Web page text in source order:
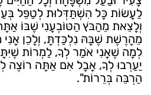
לַעֲשׂוֹת כָּל הִשְׁתַּדְּלוּת לְטַפֵּל
וְלָצֵאת מֵהַבֹּץ הַטּוֹבְעָנִי שֶׁבּוֹ
מֵהָרֶשֶׁת שֶׁבָּהּ נִלְכַּדְתָּ, וְלָכֵן
לְמָה שֶׁאֲנִי אֹמַר לְךָ, לַמְרוֹת
יַעַרְבוּ לְךָ, אֲבָל אִם אַתָּה רוֹצֶה
הַרְבֵּה בְּרֵרוֹת".